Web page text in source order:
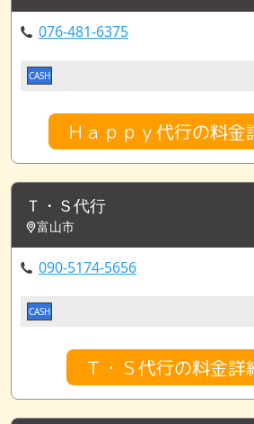
076-481-6375
CASH
Ｈａｐｐｙ代行の料金
Ｔ・Ｓ代行
富山市
090-5174-5656
CASH
Ｔ・Ｓ代行の料金詳